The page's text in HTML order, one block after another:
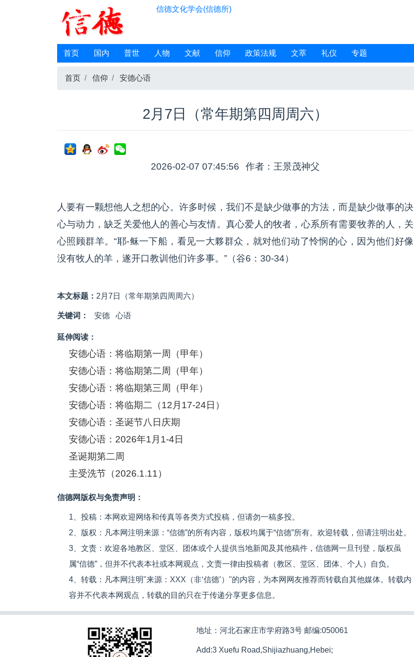
信德文化学会(信德所)
首页 国内 普世 人物 文献 信仰 政策法规 文萃 礼仪 专题
首页 信仰 安德心语
2月7日（常年期第四周周六）
2026-02-07 07:45:56 作者：王景茂神父
人要有一颗想他人之想的心。许多时候，我们不是缺少做事的方法，而是缺少做事的决
心与动力，缺乏关爱他人的善心与友情。真心爱人的牧者，心系所有需要牧养的人，关
心照顾群羊。“耶-稣一下船，看见一大夥群众，就对他们动了怜悯的心，因为他们好像
没有牧人的羊，遂开口教训他们许多事。”（谷6：30-34）
本文标题： 2月7日（常年期第四周周六）
关键词： 安德 心语
延伸阅读：
安德心语：将临期第一周（甲年）
安德心语：将临期第二周（甲年）
安德心语：将临期第三周（甲年）
安德心语：将临期二（12月17-24日）
安德心语：圣诞节八日庆期
安德心语：2026年1月1-4日
圣诞期第二周
主受洗节（2026.1.11）
信德网版权与免责声明：
1、投稿：本网欢迎网络和传真等各类方式投稿，但请勿一稿多投。
2、版权：凡本网注明来源：“信德”的所有内容，版权均属于“信德”所有。欢迎转载，但请注明出处。
3、文责：欢迎各地教区、堂区、团体或个人提供当地新闻及其他稿件，信德网一旦刊登，版权虽
属“信德”，但并不代表本社或本网观点，文责一律由投稿者（教区、堂区、团体、个人）自负。
4、转载：凡本网注明"来源：XXX（非‘信德’）"的内容，为本网网友推荐而转载自其他媒体。转载内
容并不代表本网观点，转载的目的只在于传递分享更多信息。
地址：河北石家庄市学府路3号 邮编:050061
Add:3 Xuefu Road,Shijiazhuang,Hebei;